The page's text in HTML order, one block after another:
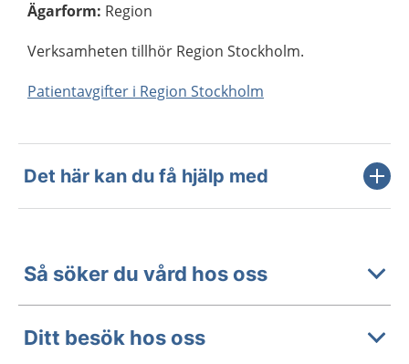
Ägarform: Region
Verksamheten tillhör Region Stockholm.
Patientavgifter i Region Stockholm
Det här kan du få hjälp med
Så söker du vård hos oss
Ditt besök hos oss